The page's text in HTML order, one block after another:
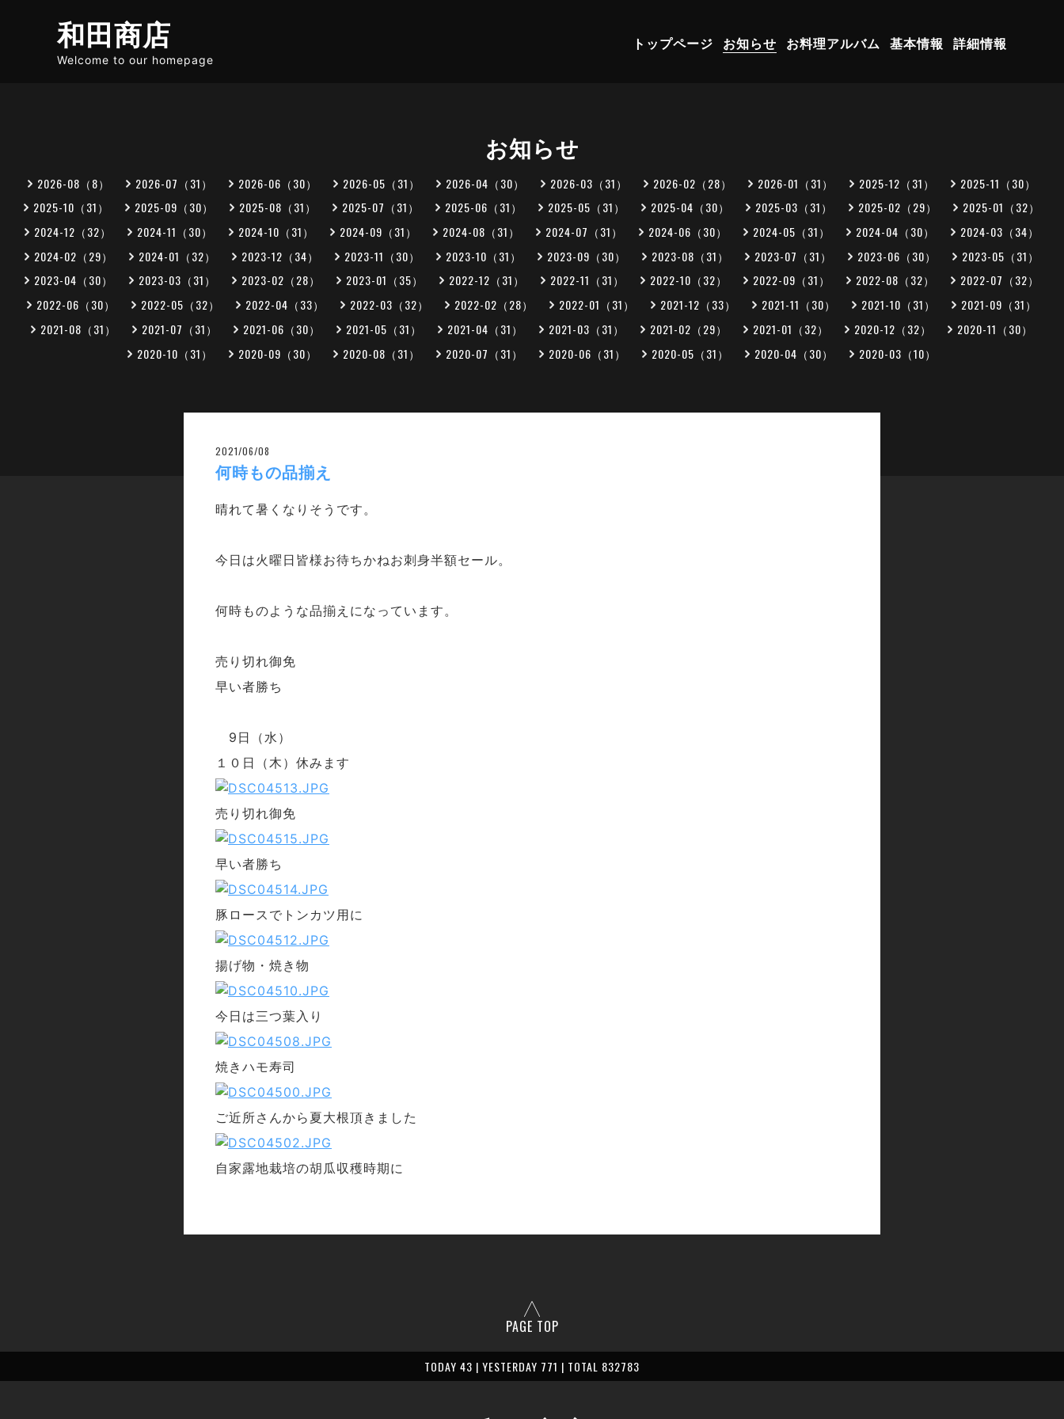
和田商店
Welcome to our homepage
トップページ お知らせ お料理アルバム 基本情報 詳細情報
お知らせ
2026-08（8） 2026-07（31） 2026-06（30） 2026-05（31） 2026-04（30） 2026-03（31） 2026-02（28） 2026-01（31） 2025-12（31）
2025-11（30）
2025-10（31）
2025-09（30） 2025-08（31） 2025-07（31） 2025-06（31） 2025-05（31） 2025-04（30） 2025-03（31） 2025-02（29）
2025-01（32）
2024-12（32）
2024-11（30） 2024-10（31） 2024-09（31） 2024-08（31） 2024-07（31） 2024-06（30） 2024-05（31） 2024-04（30）
2024-03（34）
2024-02（29）
2024-01（32） 2023-12（34） 2023-11（30） 2023-10（31） 2023-09（30） 2023-08（31） 2023-07（31） 2023-06（30）
2023-05（31）
2023-04（30）
2023-03（31） 2023-02（28） 2023-01（35） 2022-12（31） 2022-11（31） 2022-10（32） 2022-09（31） 2022-08（32）
2022-07（32）
2022-06（30）
2022-05（32） 2022-04（33） 2022-03（32） 2022-02（28） 2022-01（31） 2021-12（33） 2021-11（30） 2021-10（31）
2021-09（31）
2021-08（31）
2021-07（31） 2021-06（30） 2021-05（31） 2021-04（31） 2021-03（31） 2021-02（29） 2021-01（32） 2020-12（32）
2020-11（30）
2020-10（31）
2020-09（30） 2020-08（31） 2020-07（31） 2020-06（31） 2020-05（31） 2020-04（30） 2020-03（10）
2021/06/08
何時もの品揃え
晴れて暑くなりそうです。
今日は火曜日皆様お待ちかねお刺身半額セール。
何時ものような品揃えになっています。
売り切れ御免
早い者勝ち
9日（水）
１０日（木）休みます
売り切れ御免
早い者勝ち
豚ロースでトンカツ用に
揚げ物・焼き物
今日は三つ葉入り
焼きハモ寿司
ご近所さんから夏大根頂きました
自家露地栽培の胡瓜収穫時期に
PAGE TOP
TODAY 43 | YESTERDAY 771 | TOTAL 832783